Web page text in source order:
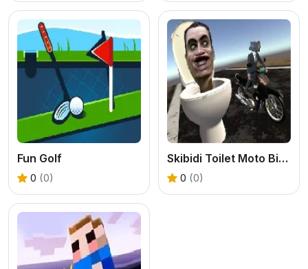
Fun Golf
0 (0)
Skibidi Toilet Moto Bike Racing 2
0 (0)